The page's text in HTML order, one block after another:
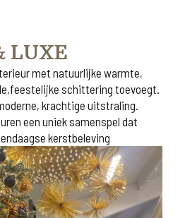
LUXE
met natuurlijke warmte,
schittering toevoegt.
krachtige uitstraling.
een uniek samenspel dat
kerstbeleving